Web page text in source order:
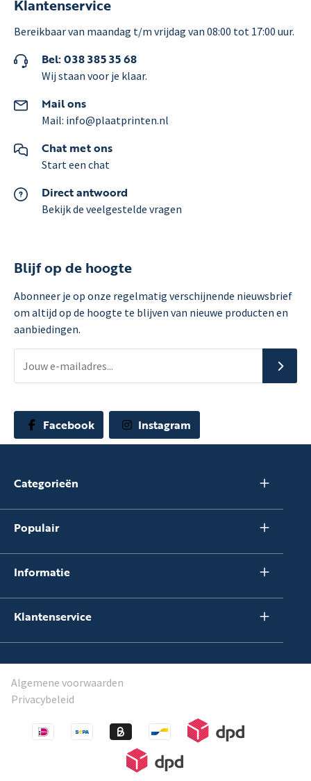
Klantenservice
Bereikbaar van maandag t/m vrijdag van 08:00 tot 17:00 uur.
Bel: 038 385 35 68
Wij staan voor je klaar.
Mail ons
Mail: info@plaatprinten.nl
Chat met ons
Start een chat
Direct antwoord
Bekijk de veelgestelde vragen
Blijf op de hoogte
Abonneer je op onze regelmatig verschijnende nieuwsbrief
om altijd op de hoogte te blijven van nieuwe producten en
aanbiedingen.
Facebook Instagram
Categorieën
Populair
Informatie
Klantenservice
Algemene voorwaarden
Privacybeleid